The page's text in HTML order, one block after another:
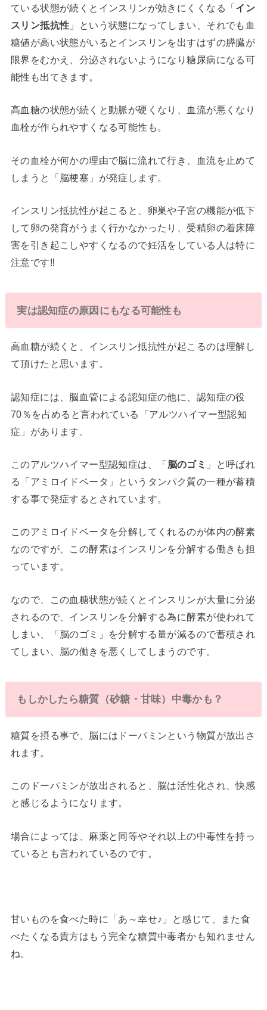
ている状態が続くとインスリンが効きにくくなる「イン
スリン抵抗性 」という状態になってしまい、それでも血
糖値が高い状態がいるとインスリンを出すはずの膵臓が
限界をむかえ、分泌されないようになり糖尿病になる可
能性も出てきます。
高血糖の状態が続くと動脈が硬くなり、血流が悪くなり
血栓が作られやすくなる可能性も。
その血栓が何かの理由で脳に流れて行き、血流を止めて
しまうと「脳梗塞」が発症します。
インスリン抵抗性が起こると、卵巣や子宮の機能が低下
して卵の発育がうまく行かなかったり、受精卵の着床障
害を引き起こしやすくなるので妊活をしている人は特に
注意です‼
実は認知症の原因にもなる可能性も
高血糖が続くと、インスリン抵抗性が起こるのは理解し
て頂けたと思います。
認知症には、脳血管による認知症の他に、認知症の役
70％を占めると言われている「アルツハイマー型認知
症」があります。
このアルツハイマー型認知症は、「脳のゴミ 」と呼ばれ
る「アミロイドベータ」というタンパク質の一種が蓄積
する事で発症するとされています。
このアミロイドベータを分解してくれるのが体内の酵素
なのですが、この酵素はインスリンを分解する働きも担
っています。
なので、この血糖状態が続くとインスリンが大量に分泌
されるので、インスリンを分解する為に酵素が使われて
しまい、「脳のゴミ」を分解する量が減るので蓄積され
てしまい、脳の働きを悪くしてしまうのです。
もしかしたら糖質（砂糖・甘味）中毒かも？
糖質を摂る事で、脳にはドーパミンという物質が放出さ
れます。
このドーパミンが放出されると、脳は活性化され、快感
と感じるようになります。
場合によっては、麻薬と同等やそれ以上の中毒性を持っ
ているとも言われているのです。
甘いものを食べた時に「あ～幸せ♪」と感じて、また食
べたくなる貴方はもう完全な糖質中毒者かも知れません
ね。